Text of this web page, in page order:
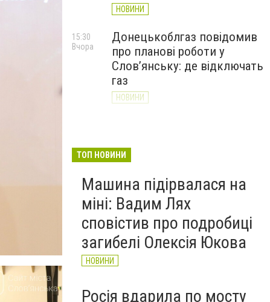
НОВИНИ
Донецькоблгаз повідомив
про планові роботи у
Слов’янську: де відключать
газ
НОВИНИ
15:30
Вчора
долучилися до відбудови
НОВИНИ
ТОП НОВИНИ
Машина підірвалася на
міні: Вадим Лях
сповістив про подробиці
загибелі Олексія Юкова
НОВИНИ
Росія вдарила по мосту